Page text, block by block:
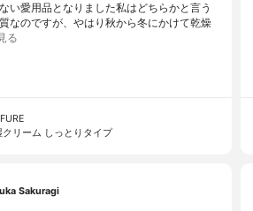
い愛用品となりました私はどちらかと言う
なのですが、やはり秋から冬にかけて乾燥
る
クリーム しっとりタイプ
Sakuragi